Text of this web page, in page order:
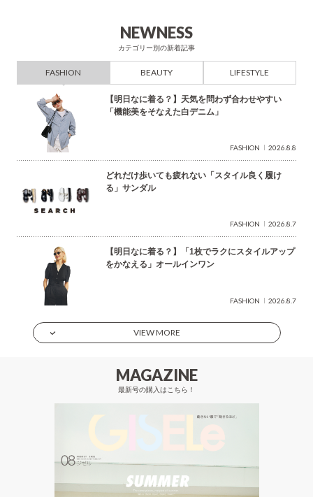
NEWNESS
カテゴリー別の新着記事
FASHION BEAUTY LIFESTYLE
【明日なに着る？】天気を問わず合わせやすい
「機能美をそなえた白デニム」
FASHION 2026.8.8
どれだけ歩いても疲れない「スタイル良く履け
る」サンダル
FASHION 2026.8.7
【明日なに着る？】「1枚でラクにスタイルアップ
をかなえる」オールインワン
FASHION 2026.8.7
VIEW MORE
MAGAZINE
最新号の購入はこちら！